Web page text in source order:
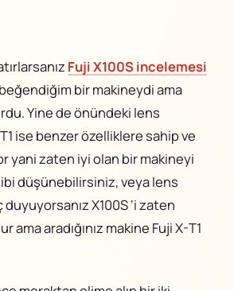
Fuji X100S incelemesi
bir makineydi ama
Yine de önündeki lens
ise benzer özelliklere sahip ve
yani zaten iyi olan bir makineyi
düşünebilirsiniz, veya lens
X100S ‘i zaten
aradığınız makine Fuji X-T1